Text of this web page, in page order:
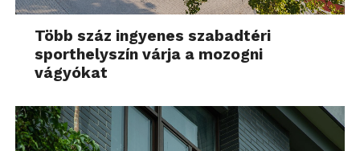
Több száz ingyenes szabadtéri
sporthelyszín várja a mozogni
vágyókat